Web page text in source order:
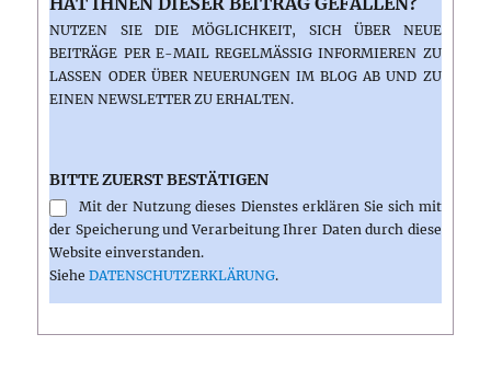
NUTZEN SIE DIE MÖGLICHKEIT, SICH ÜBER NEUE
BEITRÄGE PER E-MAIL REGELMÄSSIG INFORMIEREN ZU L
ASSEN ODER ÜBER NEUERUNGEN IM BLOG AB UND ZU E
INEN NEWSLETTER ZU ERHALTEN.
BITTE ZUERST BESTÄTIGEN
Mit der Nutzung dieses Dienstes erklären Sie sich mit
der Speicherung und Verarbeitung Ihrer Daten durch diese
Website einverstanden.
SieheDATENSCHUTZERKLÄRUNG.